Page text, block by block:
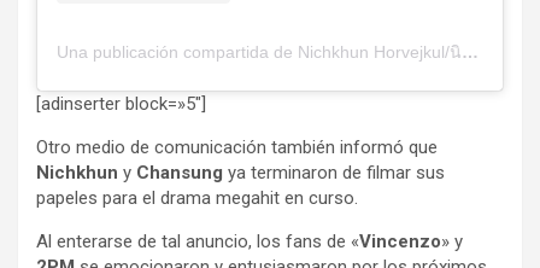
Una publicación compartida de Nichkhun Horvejkul/นิชคุณ/닉쿤 (@khunsta0624)
[adinserter block=»5″]
Otro medio de comunicación también informó que
Nichkhun y Chansung ya terminaron de filmar sus
papeles para el drama megahit en curso.
Al enterarse de tal anuncio, los fans de «Vincenzo» y